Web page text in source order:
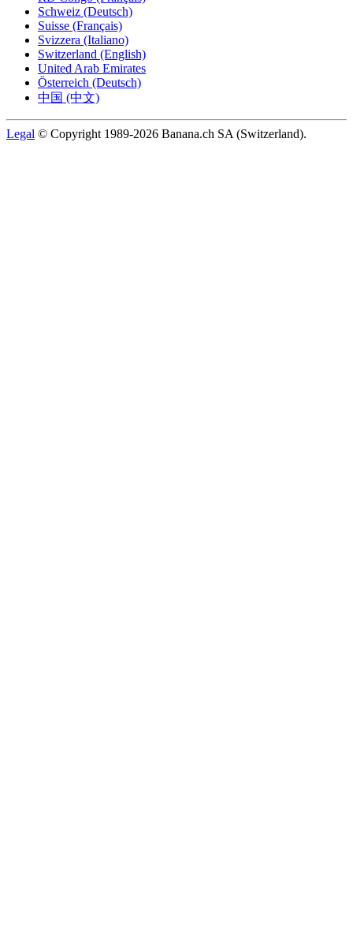
Schweiz (Deutsch)
Suisse (Français)
Svizzera (Italiano)
Switzerland (English)
United Arab Emirates
Österreich (Deutsch)
中国 (中文)
Legal © Copyright 1989-2026 Banana.ch SA (Switzerland).